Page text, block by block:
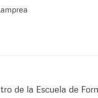
de la Escuela de